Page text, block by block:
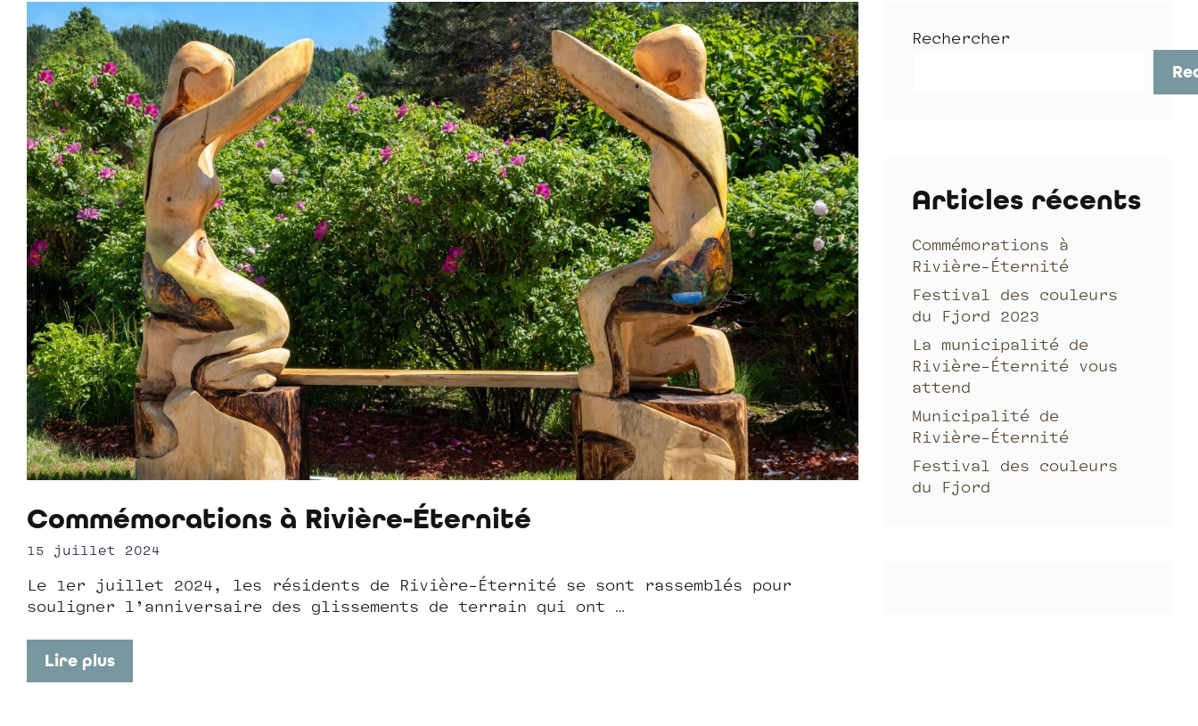
Commémorations à Rivière-Éternité
15 juillet 2024
Le 1er juillet 2024, les résidents de Rivière-Éternité se sont rassemblés pour
souligner l’anniversaire des glissements de terrain qui ont …
Lire plus
Rechercher
Articles récents
Commémorations à
Rivière-Éternité
Festival des couleurs
du Fjord 2023
La municipalité de
Rivière-Éternité vous
attend
Municipalité de
Rivière-Éternité
Festival des couleurs
du Fjord